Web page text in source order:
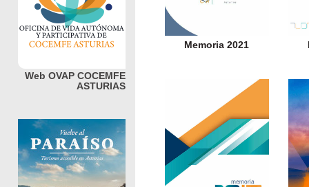
Web OVAP COCEMFE
ASTURIAS
Memoria 2021